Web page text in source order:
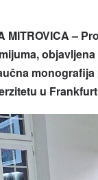
MITROVICA –
u